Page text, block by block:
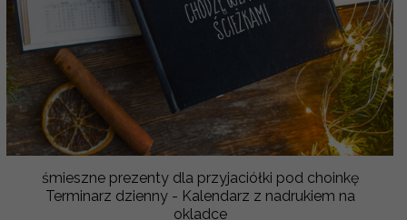
śmieszne prezenty dla przyjaciółki pod choinkę
Terminarz dzienny - Kalendarz z nadrukiem na
okladce